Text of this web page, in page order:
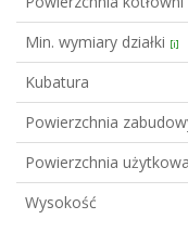
Min. wymiary działki [i]
Kubatura
Powierzchnia
Powierzchnia użytkowa
Wysokość